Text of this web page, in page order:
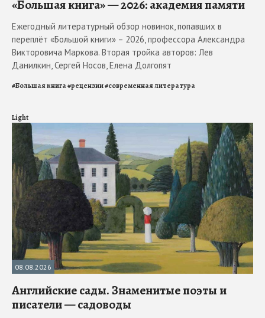
«Большая книга» — 2026: академия памяти
Ежегодный литературный обзор новинок, попавших в
переплёт «Большой книги» – 2026, профессора Александра
Викторовича Маркова. Вторая тройка авторов: Лев
Данилкин, Сергей Носов, Елена Долгопят
#Большая книга#рецензии#современная литература
Light
08.08.2026
Английские сады. Знаменитые поэты и
писатели — садоводы